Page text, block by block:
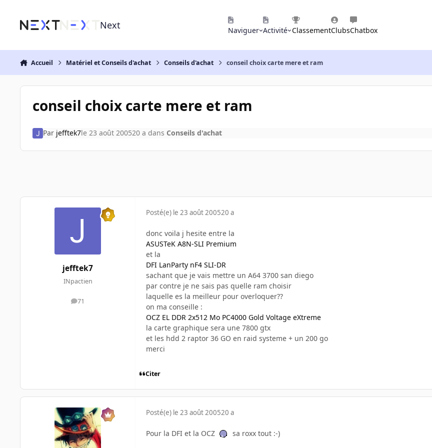
Next Naviguer Activité ClassementClubsChatbox
Accueil Matériel et Conseils d'achat Conseils d'achat conseil choix carte mere et ram
conseil choix carte mere et ram
Par jefftek7le 23 août 200520 a dans Conseils d'achat
jefftek7
INpactien
71
messages
Posté(e) le 23 août 200520 a
donc voila j hesite entre la
ASUSTeK A8N-SLI Premium
et la
DFI LanParty nF4 SLI-DR
sachant que je vais mettre un A64 3700 san diego
par contre je ne sais pas quelle ram choisir
laquelle es la meilleur pour overloquer??
on ma conseille :
OCZ EL DDR 2x512 Mo PC4000 Gold Voltage eXtreme
la carte graphique sera une 7800 gtx
et les hdd 2 raptor 36 GO en raid systeme + un 200 go
merci
Citer
Posté(e) le 23 août 200520 a
Pour la DFI et la OCZ sa roxx tout :-)